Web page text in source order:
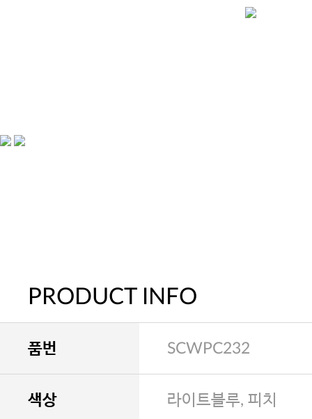
PRODUCT INFO
품번 SCWPC232
색상 라이트블루, 피치